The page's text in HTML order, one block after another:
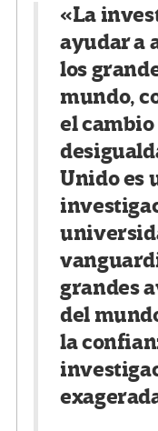
«La
ayudar a
los
mundo,
el
Unido es
grandes
del
la